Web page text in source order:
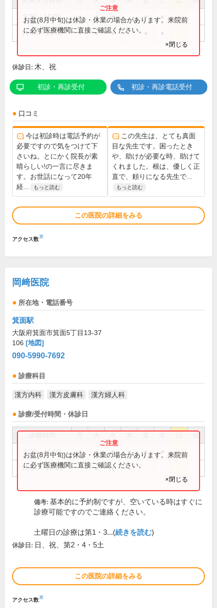
9:30～13:00 ● ● ● ● ●
14:30～18:00 ● ● ●
お盆(8月中旬)は休診・休業の場合があります。来院前
に必ず医療機関に直接ご確認ください。
×閉じる
休診日: 木、祝
初診・再診受付 初診・再診電話受付
口コミ
今は初診時は電話予約が
必要ですので気をつけて下
さいね。とにかく院長が素
晴らしい!の一言に尽きま
す。お世話になって20年
経...
もっと読む
この先生は、とても真面
目な先生です。困ったとき
や、助けが必要な時、助けて
くれました。根は、優しく正
直で、頼りになる先生で...
もっと読む
この医院の詳細をみる
アクセス数※
岡﨑医院
所在地・電話番号
箕面駅
大阪府箕面市箕面5丁目13-37
106 [地図]
090-5990-7692
診療科目
漢方内科 漢方皮膚科 漢方婦人科
診療/受付時間・休診日
祝
9:00～14:00 ● ● ● ● ●
16:00～19:00 ● ● ●
お盆(8月中旬)は休診・休業の場合があります。来院前
に必ず医療機関に直接ご確認ください。
×閉じる
備考: 基本的に予約制ですが、空いている時はすぐに
診療可能ですのでご連絡ください。
土曜日の診療は第1・3...(続きを読む)
休診日: 日、祝、第2・4・5土
この医院の詳細をみる
アクセス数※